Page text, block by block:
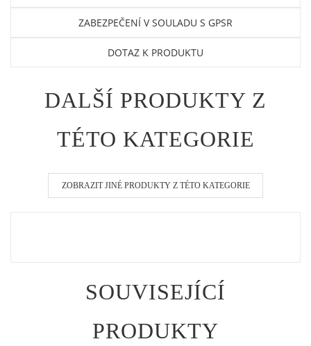
ZABEZPEČENÍ V SOULADU S GPSR
DOTAZ K PRODUKTU
DALŠÍ PRODUKTY Z
TÉTO KATEGORIE
ZOBRAZIT JINÉ PRODUKTY Z TÉTO KATEGORIE
SOUVISEJÍCÍ
PRODUKTY